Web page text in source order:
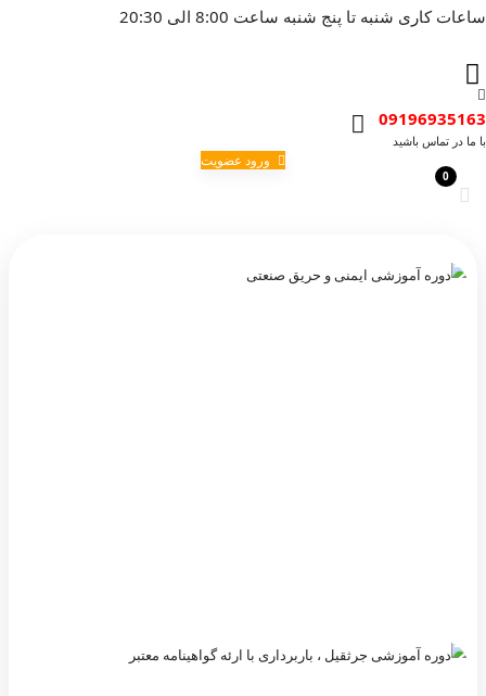
ساعات کاری شنبه تا پنج شنبه ساعت 8:00 الی 20:30
09196935163
با ما در تماس باشید
ورود عضویت
0